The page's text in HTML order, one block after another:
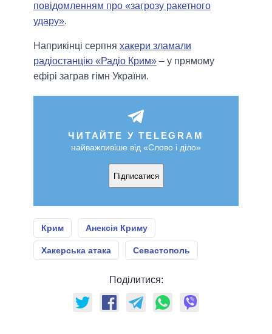
повідомленням про «загрозу ракетного
удару».
Наприкінці серпня хакери зламали
радіостанцію «Радіо Крим» – у прямому
ефірі заграв гімн України.
ЧИТАЙТЕ У TELEGRAM
найважливіше від «Слово і діло»
Підписатися
Крим Анексія Криму
Хакерська атака Севастополь
Поділитися: